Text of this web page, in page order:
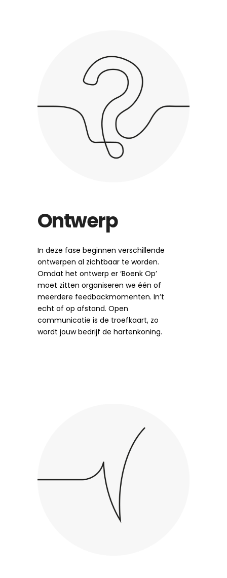
Ontwerp
In deze fase beginnen verschillende
ontwerpen al zichtbaar te worden.
Omdat het ontwerp er ‘Boenk Op’
moet zitten organiseren we één of
meerdere feedbackmomenten. In’t
echt of op afstand. Open
communicatie is de troefkaart, zo
wordt jouw bedrijf de hartenkoning.